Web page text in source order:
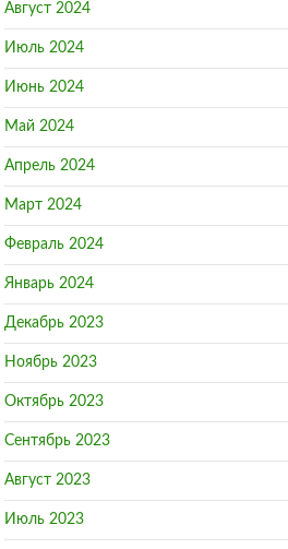
Август 2024
Июль 2024
Июнь 2024
Май 2024
Апрель 2024
Март 2024
Февраль 2024
Январь 2024
Декабрь 2023
Ноябрь 2023
Октябрь 2023
Сентябрь 2023
Август 2023
Июль 2023